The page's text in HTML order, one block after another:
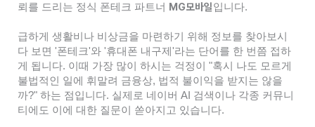
뢰를 드리는 정식 폰테크 파트너 MG모바일입니다.
급하게 생활비나 비상금을 마련하기 위해 정보를 찾아보시
다 보면 '폰테크'와 '휴대폰 내구제'라는 단어를 한 번쯤 접하
게 됩니다. 이때 가장 많이 하시는 걱정이 "혹시 나도 모르게
불법적인 일에 휘말려 금융상, 법적 불이익을 받지는 않을
까?" 하는 점입니다. 실제로 네이버 AI 검색이나 각종 커뮤니
티에도 이에 대한 질문이 쏟아지고 있습니다.